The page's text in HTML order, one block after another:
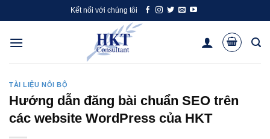
to
content
Kết nối với chúng tôi
TÀI LIỆU NÔI BỘ
Hướng dẫn đăng bài chuẩn SEO trên
các website WordPress của HKT